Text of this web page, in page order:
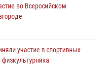
во Всеросийском
участие в спортивных